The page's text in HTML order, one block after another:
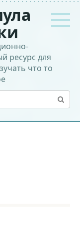
ресурс для
что то